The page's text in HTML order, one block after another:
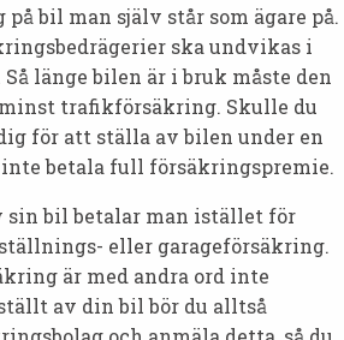
bil man själv står som ägare på.
ska undvikas i
länge bilen är i bruk måste den
trafikförsäkring. Skulle du
för att ställa av bilen under en
betala full försäkringspremie.
sin bil betalar man istället för
eller garageförsäkring.
är med andra ord inte
av din bil bör du alltså